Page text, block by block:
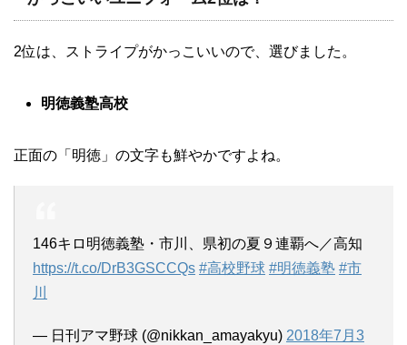
2位は、ストライプがかっこいいので、選びました。
明徳義塾高校
正面の「明徳」の文字も鮮やかですよね。
146キロ明徳義塾・市川、県初の夏９連覇へ／高知
https://t.co/DrB3GSCCQs #高校野球 #明徳義塾 #市
川
— 日刊アマ野球 (@nikkan_amayakyu) 2018年7月3